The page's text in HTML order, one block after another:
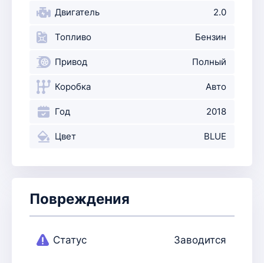
Двигатель 2.0
Топливо Бензин
Привод Полный
Коробка Авто
Год 2018
Цвет BLUE
Повреждения
Статус Заводится